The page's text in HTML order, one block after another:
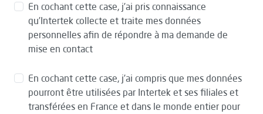
En cochant cette case, j’ai pris connaissance
qu’Intertek collecte et traite mes données
personnelles afin de répondre à ma demande de
mise en contact
En cochant cette case, j’ai compris que mes données
pourront être utilisées par Intertek et ses filiales et
transférées en France et dans le monde entier pour